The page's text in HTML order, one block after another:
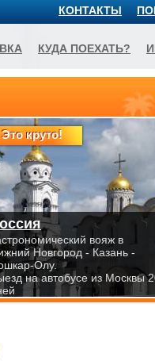
Это круто!
вояж в
Новгород - Казань -
Олу.
на автобусе из Москвы
КОНТАКТЫ
КУДА ПОЕХАТЬ?